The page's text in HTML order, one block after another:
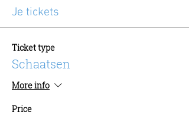
Je tickets
Ticket type
Schaatsen
More info
Price